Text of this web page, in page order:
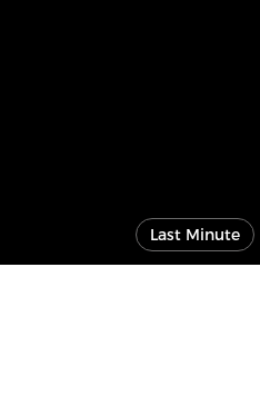
Last Minute